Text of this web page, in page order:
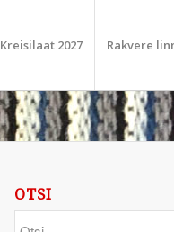
Kreisilaat 2027 Rakvere
OTSI